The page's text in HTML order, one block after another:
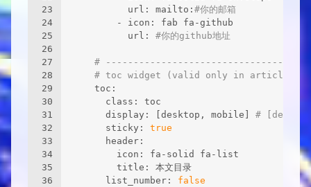
23
24
25
26
27
28
29
30
31
32
33
34
35
36
          url: mailto:
#你的邮箱
        - icon: fab fa-github
          url:
#你的github地址
#
# toc widget (valid only in articles)
    toc:
      class: toc
      display: [desktop, mobile]
#
      sticky:
true
      header:
        icon: fa-solid fa-list
        title: 本文目录
      list_number:
false